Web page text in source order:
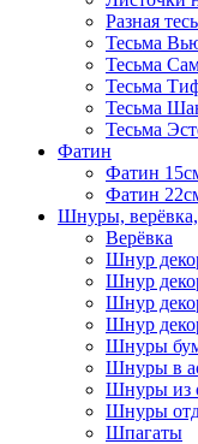
Разная
Тесьма
Тесьма
Тесьма
Тесьма
Тесьма
Фатин
Фатин
Фатин
Шнуры, верёвка,
Верёвка
Шнур
Шнур
Шнур
Шнур
Шнуры
Шнуры в
Шнуры из
Шнуры
Шпагаты